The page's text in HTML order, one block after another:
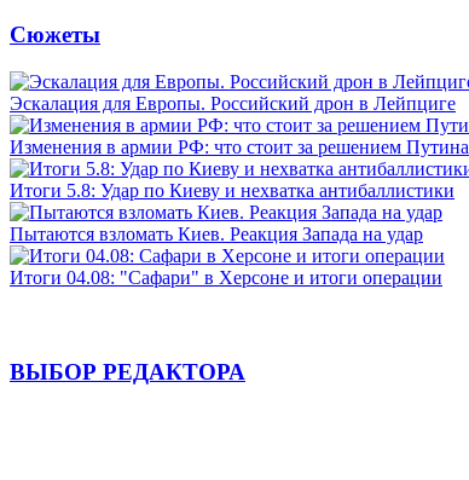
Сюжеты
Эскалация для Европы. Российский дрон в Лейпциге
Изменения в армии РФ: что стоит за решением Путина
Итоги 5.8: Удар по Киеву и нехватка антибаллистики
Пытаются взломать Киев. Реакция Запада на удар
Итоги 04.08: "Сафари" в Херсоне и итоги операции
ВЫБОР РЕДАКТОРА